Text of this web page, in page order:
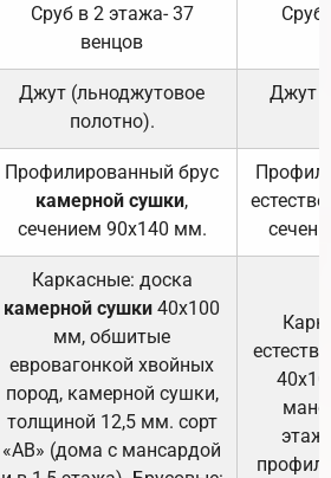
Сруб в 2 этажа- 37
венцов
Сруб
Джут (льноджутовое
полотно).
Джут
Профилированный брус
камерной сушки,
сечением 90х140 мм.
Каркасные: доска
камерной сушки 40х100
мм, обшитые
евровагонкой хвойных
пород, камерной сушки,
толщиной 12,5 мм. сорт
«АВ» (дома с мансардой